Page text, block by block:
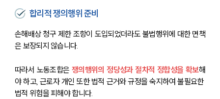
합리적 쟁의행위 준비
손해배상 청구 제한 조항이 도입되었더라도 불법행위에 대한 면책
은 보장되지 않습니다.
따라서 노동조합은 쟁의행위의 정당성과 절차적 정합성을 확보해
야 하고, 근로자 개인 또한 법적 근거와 규정을 숙지하여 불필요한
법적 위험을 피해야 합니다.